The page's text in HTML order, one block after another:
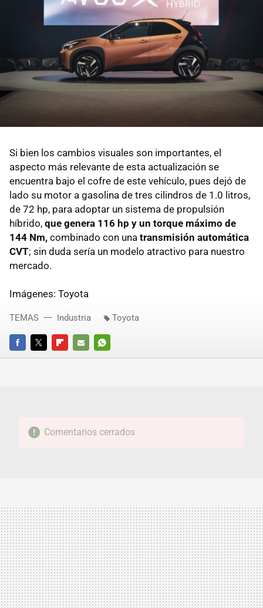
Si bien los cambios visuales son importantes, el
aspecto más relevante de esta actualización se
encuentra bajo el cofre de este vehículo, pues dejó de
lado su motor a gasolina de tres cilindros de 1.0 litros,
de 72 hp, para adoptar un sistema de propulsión
híbrido, que genera 116 hp y un torque máximo de
144 Nm, combinado con una transmisión automática
CVT; sin duda sería un modelo atractivo para nuestro
mercado.
Imágenes: Toyota
FACEBOOKTWITTERFLIPBOARD
E-
WHATSAPP
TEMAS Industria Toyota
Comentarios cerrados